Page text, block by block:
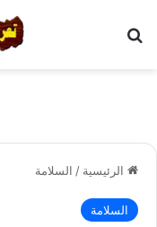
الرئيسية / السلامة
السلامة